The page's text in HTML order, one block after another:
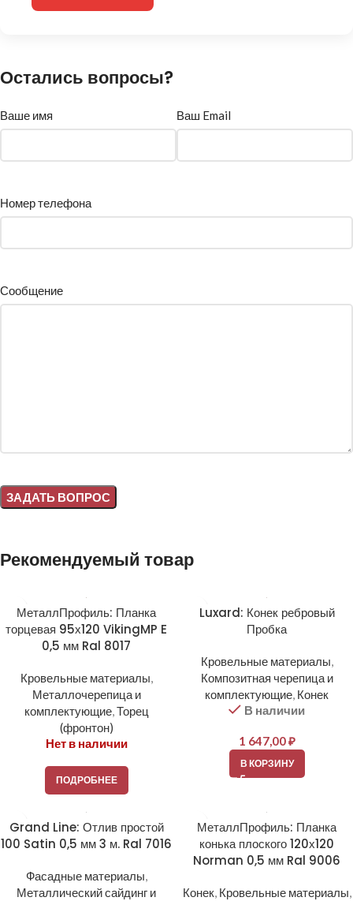
Остались вопросы?
Ваше имя Ваш Email
Номер телефона
Сообщение
Рекомендуемый товар
МеталлПрофиль: Планка
торцевая 95х120 VikingMP E
0,5 мм Ral 8017
Кровельные материалы,
Металлочерепица и
комплектующие,Торец
(фронтон)
Нет в наличии
ПОДРОБНЕЕ
Luxard: Конек ребровый
Пробка
Кровельные материалы,
Композитная черепица и
комплектующие, Конек
В наличии
1 647,00₽
В КОРЗИНУ
Grand Line: Отлив простой
100 Satin 0,5 мм 3 м. Ral 7016
Фасадные материалы,
Металлический сайдинг и
МеталлПрофиль: Планка
конька плоского 120х120
Norman 0,5 мм Ral 9006
Конек, Кровельные материалы,